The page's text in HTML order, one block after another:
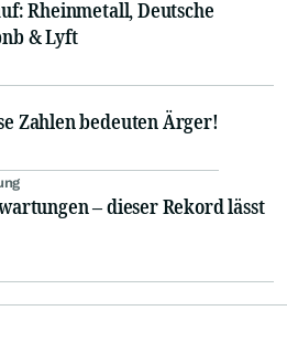
Rheinmetall, Deutsche
& Lyft
Zahlen bedeuten Ärger!
– dieser Rekord lässt